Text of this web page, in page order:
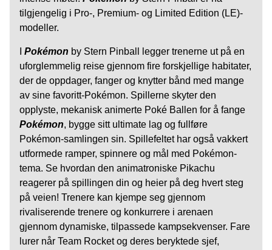
tilgjengelig i Pro-, Premium- og Limited Edition (LE)-
modeller.
Pokémon by Stern Pinball legger trenerne ut på en
uforglemmelig reise gjennom fire forskjellige habitater,
der de oppdager, fanger og knytter bånd med mange
av sine favoritt-Pokémon. Spillerne skyter den
opplyste, mekanisk animerte Poké Ballen for å fange
Pokémon, bygge sitt ultimate lag og fullføre
Pokémon-samlingen sin. Spillefeltet har også vakkert
utformede ramper, spinnere og mål med Pokémon-
tema. Se hvordan den animatroniske Pikachu
reagerer på spillingen din og heier på deg hvert steg
på veien! Trenere kan kjempe seg gjennom
rivaliserende trenere og konkurrere i arenaen
gjennom dynamiske, tilpassede kampsekvenser. Fare
lurer når Team Rocket og deres beryktede sjef,